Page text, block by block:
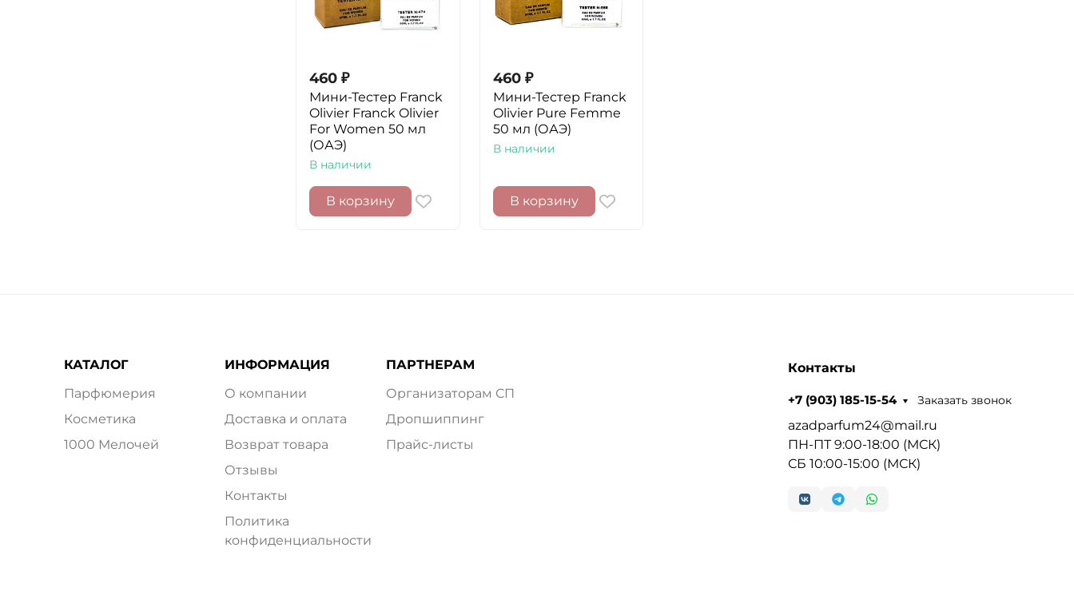
460 ₽
Мини-Тестер Franck
Olivier Franck Olivier
For Women 50 мл
(ОАЭ)
В наличии
В корзину
460 ₽
Мини-Тестер Franck
Olivier Pure Femme
50 мл (ОАЭ)
В наличии
В корзину
КАТАЛОГ
Парфюмерия
Косметика
1000 Мелочей
ИНФОРМАЦИЯ
О компании
Доставка и оплата
Возврат товара
Отзывы
Контакты
Политика
конфиденциальности
ПАРТНЕРАМ
Организаторам СП
Дропшиппинг
Прайс-листы
Контакты
+7 (903) 185-15-54 Заказать звонок
azadparfum24@mail.ru
ПН-ПТ 9:00-18:00 (МСК)
СБ 10:00-15:00 (МСК)